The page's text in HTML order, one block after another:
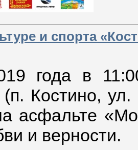
и спорта
года в
Костино, ул.
асфальте
и верности.